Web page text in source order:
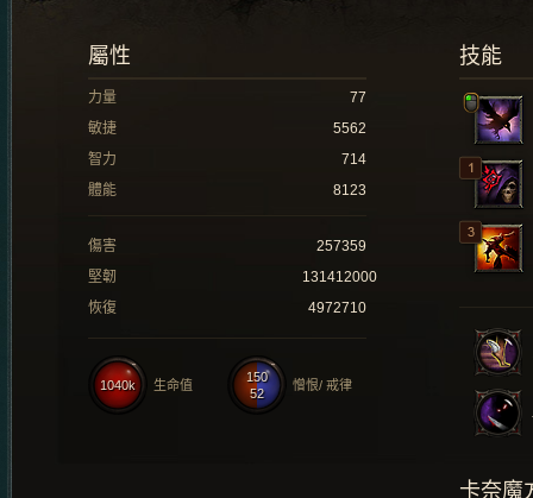
技能
屬性
力量
77
敏捷
5562
智力
714
體能
8123
傷害
257359
堅韌
131412000
恢復
4972710
150
52
憎恨/ 戒律
1040k 生命值
卡奈魔